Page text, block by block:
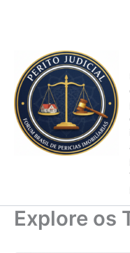
conteúdo
Explore os